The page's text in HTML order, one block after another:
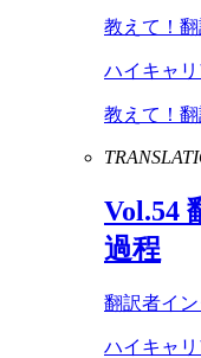
教えて！
ハイキャ
教えて！
Vol.54
過程
翻訳者イ
ハイキャ